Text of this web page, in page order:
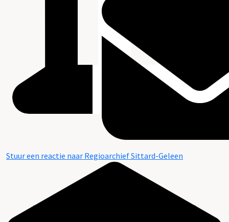
Stuur een reactie naar Regioarchief Sittard-Geleen